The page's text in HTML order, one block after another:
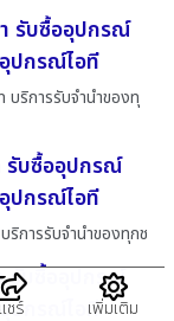
รับซื้ออุปกรณ์
ปกรณ์ไอที
บริการรับจำนำของทุ
รับซื้ออุปกรณ์
ปกรณ์ไอที
ริการรับจำนำของทุกช
รับซื้ออุปกรณ์
ปกรณ์ไอที
ชร์ เพิ่มเติม